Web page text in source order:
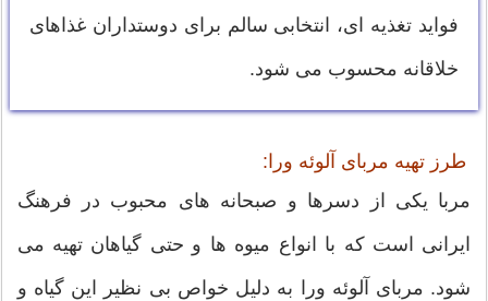
فواید تغذیه ای، انتخابی سالم برای دوستداران غذاهای
خلاقانه محسوب می شود.
طرز تهیه مربای آلوئه ورا:
مربا یکی از دسرها و صبحانه های محبوب در فرهنگ
ایرانی است که با انواع میوه ها و حتی گیاهان تهیه می
شود. مربای آلوئه ورا به دلیل خواص بی نظیر این گیاه و